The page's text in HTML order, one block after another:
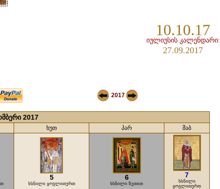
10.10.17
იულიუსის კალენდარი:
27.09.2017
2017
2017
ხუთ პარ შაბ
5
ხსნილი ყოვლითურთ
6
ხსნილი ზეთით
7
ხსნილი
ყოვლითურთ